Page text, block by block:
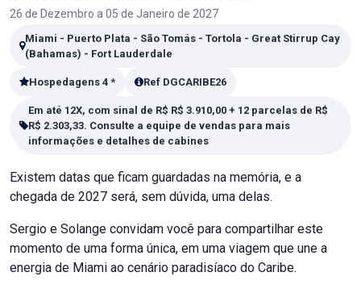
26 de Dezembro a 05 de Janeiro de 2027
Miami - Puerto Plata - São Tomás - Tortola - Great Stirrup Cay
(Bahamas) - Fort Lauderdale
Hospedagens 4 * Ref DGCARIBE26
Em até 12X, com sinal de R$ R$ 3.910,00 + 12 parcelas de R$
R$ 2.303,33. Consulte a equipe de vendas para mais
informações e detalhes de cabines
Existem datas que ficam guardadas na memória, e a
chegada de 2027 será, sem dúvida, uma delas.
Sergio e Solange convidam você para compartilhar este
momento de uma forma única, em uma viagem que une a
energia de Miami ao cenário paradisíaco do Caribe.